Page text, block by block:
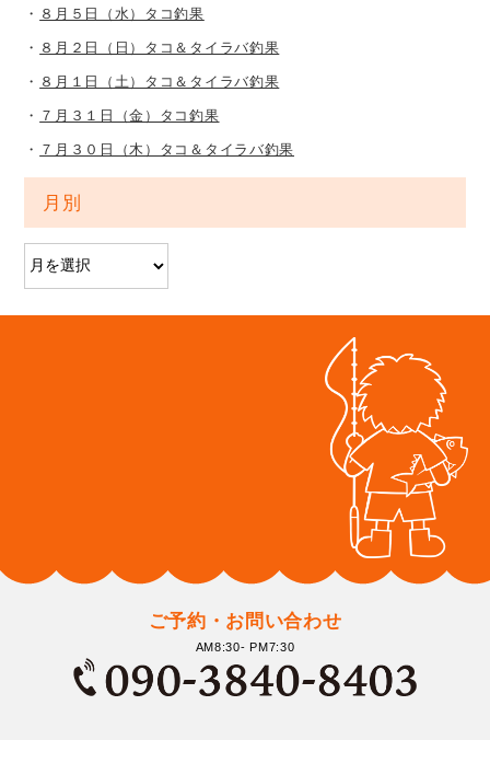
８月５日（水）タコ釣果
８月２日（日）タコ＆タイラバ釣果
８月１日（土）タコ＆タイラバ釣果
７月３１日（金）タコ釣果
７月３０日（木）タコ＆タイラバ釣果
月別
ご予約・お問い合わせ
AM8:30- PM7:30